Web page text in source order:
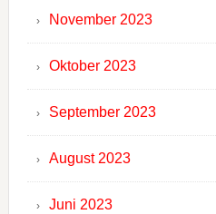
November 2023
Oktober 2023
September 2023
August 2023
Juni 2023